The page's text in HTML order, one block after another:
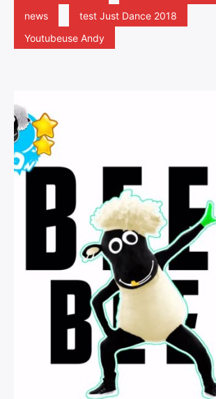
news
test Just Dance 2018
Youtubeuse Andy